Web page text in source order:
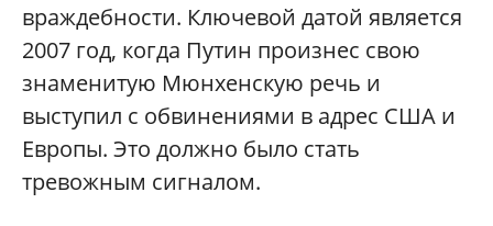
враждебности. Ключевой датой является
2007 год, когда Путин произнес свою
знаменитую Мюнхенскую речь и
выступил с обвинениями в адрес США и
Европы. Это должно было стать
тревожным сигналом.